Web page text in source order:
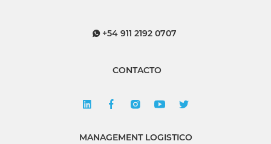
+54 911 2192 0707
CONTACTO
MANAGEMENT LOGISTICO